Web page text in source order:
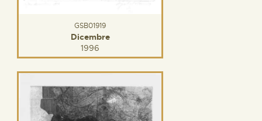
GSB01919
Dicembre
1996